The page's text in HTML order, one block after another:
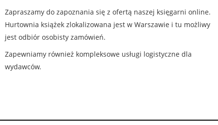
Zapraszamy do zapoznania się z ofertą naszej księgarni online.
Hurtownia książek zlokalizowana jest w Warszawie i tu możliwy
jest odbiór osobisty zamówień.
Zapewniamy również kompleksowe usługi logistyczne dla
wydawców.